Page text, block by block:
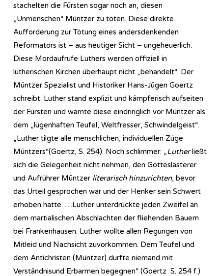
stachelten die Fürsten sogar noch an, diesen
„Unmenschen“ Müntzer zu töten. Diese direkte
Aufforderung zur Tötung eines andersdenkenden
Reformators ist – aus heutiger Sicht – ungeheuerlich.
Diese Mordaufrufe Luthers werden offiziell in
lutherischen Kirchen überhaupt nicht „behandelt“. Der
Müntzer Spezialist und Historiker Hans-Jügen Goertz
schreibt: Luther stand explizit und kämpferisch aufseiten
der Fürsten und warnte diese eindringlich vor Müntzer als
dem „lügenhaften Teufel, Weltfresser, Schwindelgeist“.
„Luther tilgte alle menschlichen, individuellen Züge
Müntzers“(Goertz, S. 254). Noch schlimmer: „Lutherließt
sich die Gelegenheit nicht nehmen, den Gotteslästerer
und Aufrührer Müntzer literarisch hinzurichten, bevor
das Urteil gesprochen war und der Henker sein Schwert
erhoben hatte. …Luther unterdrückte jeden Zweifel an
dem martialischen Abschlachten der fliehenden Bauern
bei Frankenhausen. Luther wollte allen Regungen von
Mitleid und Nachsicht zuvorkommen. Dem Teufel und
dem Antichristen (Müntzer) durfte niemand mit
Verständnisund Erbarmen begegnen“ (Goertz S. 254 f.)